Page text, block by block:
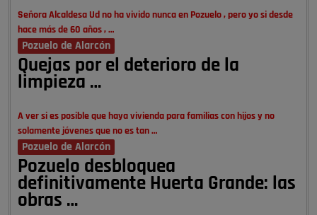
Señora Alcaldesa Ud no ha vivido nunca en Pozuelo , pero yo si desde
hace más de 60 años , …
Pozuelo de Alarcón
Quejas por el deterioro de la
limpieza …
A ver si es posible que haya vivienda para familias con hijos y no
solamente jóvenes que no es tan …
Pozuelo de Alarcón
Pozuelo desbloquea
definitivamente Huerta Grande: las
obras …